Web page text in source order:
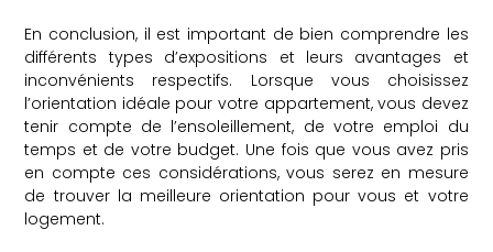
En conclusion, il est important de bien comprendre les
différents types d’expositions et leurs avantages et
inconvénients respectifs. Lorsque vous choisissez
l’orientation idéale pour votre appartement, vous devez
tenir compte de l’ensoleillement, de votre emploi du
temps et de votre budget. Une fois que vous avez pris
en compte ces considérations, vous serez en mesure
de trouver la meilleure orientation pour vous et votre
logement.